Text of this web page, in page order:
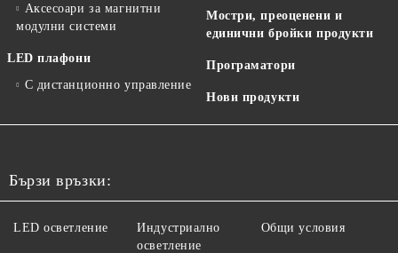
Аксесоари за магнитни
модулни системи
LED плафони
С дистанционно управление
Мостри, преоценени и
единични бройки продукти
Програматори
Нови продукти
Бързи връзки:
LED осветление
Индустриално
осветление
Общи условия